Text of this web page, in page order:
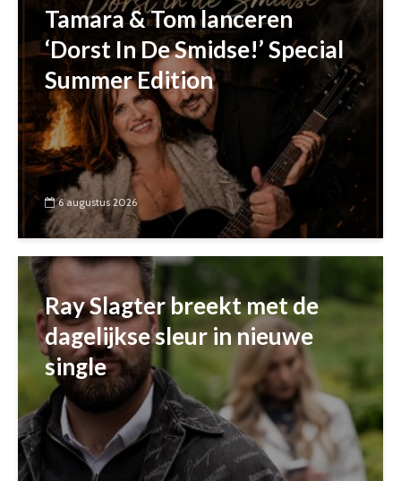
Tamara & Tom lanceren
‘Dorst In De Smidse!’ Special
Summer Edition
6 augustus 2026
Ray Slagter breekt met de
dagelijkse sleur in nieuwe
single